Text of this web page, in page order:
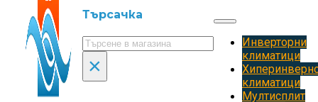
Търсачка
Търсене
×
Инверторни
климатици
климатици
Мултисплит